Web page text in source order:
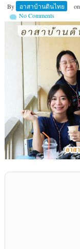
By อาสาบ้านดินไทย on
No Comments